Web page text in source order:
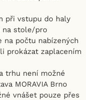
při vstupu do haly
na stole/pro
počtu nabízených
prokázat zaplacením
trhu není možné
MORAVIA Brno
vnášet pouze přes